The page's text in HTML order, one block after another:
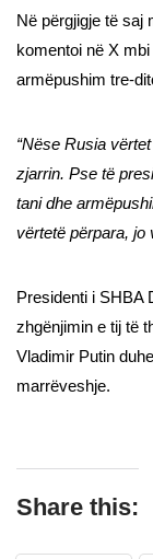
Në përgjigje të saj
komentoi në X
armëpushim tre-
“Nëse Rusia
zjarrin. Pse të
tani dhe
vërtetë përpara, jo
Presidenti i SHBA
zhgënjimin e tij të
Vladimir Putin
marrëveshje.
Share this: